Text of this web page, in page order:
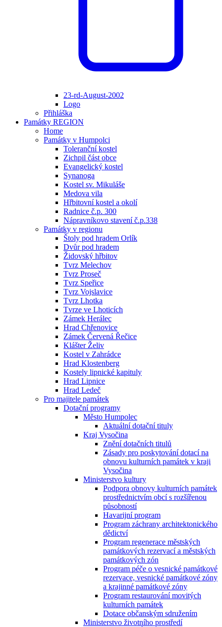
23-rd-August-2002
Logo
Přihláška
Památky REGION
Home
Památky v Humpolci
Toleranční kostel
Zichpil část obce
Evangelický kostel
Synanoga
Kostel sv. Mikuláše
Medova vila
Hřbitovní kostel a okolí
Radnice č.p. 300
Nápravníkovo stavení č.p.338
Památky v regionu
Štoly pod hradem Orlík
Dvůr pod hradem
Židovský hřbitov
Tvrz Melechov
Tvrz Proseč
Tvrz Speřice
Tvrz Vojslavice
Tvrz Lhotka
Tvrze ve Lhoticích
Zámek Herálec
Hrad Chřenovice
Zámek Červená Řečice
Klášter Želiv
Kostel v Zahrádce
Hrad Klostenberg
Kostely lipnické kapituly
Hrad Lipnice
Hrad Ledeč
Pro majitele památek
Dotační programy
Město Humpolec
Aktuální dotační tituly
Kraj Vysočina
Znění dotačních titulů
Zásady pro poskytování dotací na
obnovu kulturních památek v kraji
Vysočina
Ministerstvo kultury
Podpora obnovy kulturních památek
prostřednictvím obcí s rozšířenou
působností
Havarijní program
Program záchrany architektonického
dědictví
Program regenerace městských
památkových rezervací a městských
památkových zón
Program péče o vesnické památkové
rezervace, vesnické památkové zóny
a krajinné památkové zóny
Program restaurování movitých
kulturních památek
Dotace občanským sdružením
Ministerstvo životního prostředí